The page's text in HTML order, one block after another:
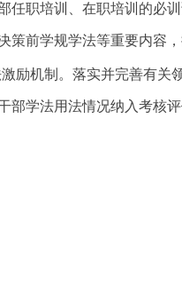
任职培训、在职培训的必
策前学规学法等重要内容
激励机制。落实并完善有
部学法用法情况纳入考核